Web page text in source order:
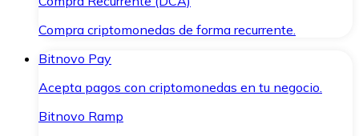
Compra criptomonedas de forma recurrente.
Bitnovo Pay
Acepta pagos con criptomonedas en tu negocio.
Bitnovo Ramp